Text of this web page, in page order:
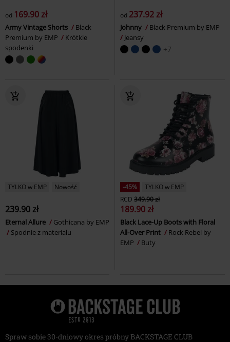
od 169.90 zł
Army Vintage Shorts
Black
Premium by EMP
Krótkie
spodenki
od 237.92 zł
Johnny
Black Premium by EMP
Jeansy
+7
TYLKO w EMP Nowość
239.90 zł
Eternal Allure
Gothicana by EMP
Spodnie z materiału
-45%
TYLKO w EMP
RCD 349.90 zł
189.90 zł
Black Lace-Up Boots with Floral
All-Over Print
Rock Rebel by
EMP
Buty
Spraw sobie 30-dniowy okres próbny BACKSTAGE CLUB